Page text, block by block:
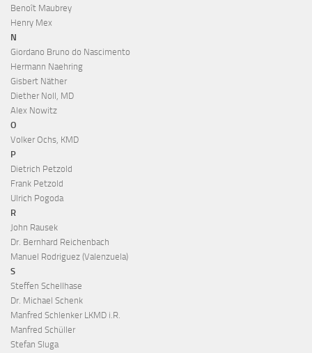
Benoît Maubrey
Henry Mex
N
Giordano Bruno do Nascimento
Hermann Naehring
Gisbert Näther
Diether Noll, MD
Alex Nowitz
O
Volker Ochs, KMD
P
Dietrich Petzold
Frank Petzold
Ulrich Pogoda
R
John Rausek
Dr. Bernhard Reichenbach
Manuel Rodriguez (Valenzuela)
S
Steffen Schellhase
Dr. Michael Schenk
Manfred Schlenker LKMD i.R.
Manfred Schüller
Stefan Sluga